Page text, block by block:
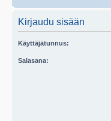
Kirjaudu sisään
Käyttäjätunnus:
Salasana: